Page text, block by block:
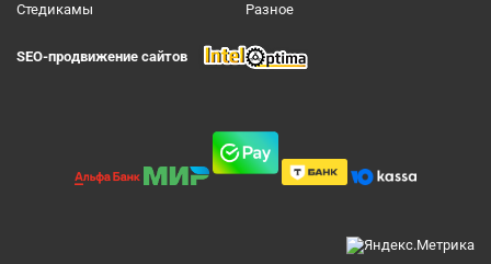
Cтедикамы
Разное
SEO-продвижение сайтов